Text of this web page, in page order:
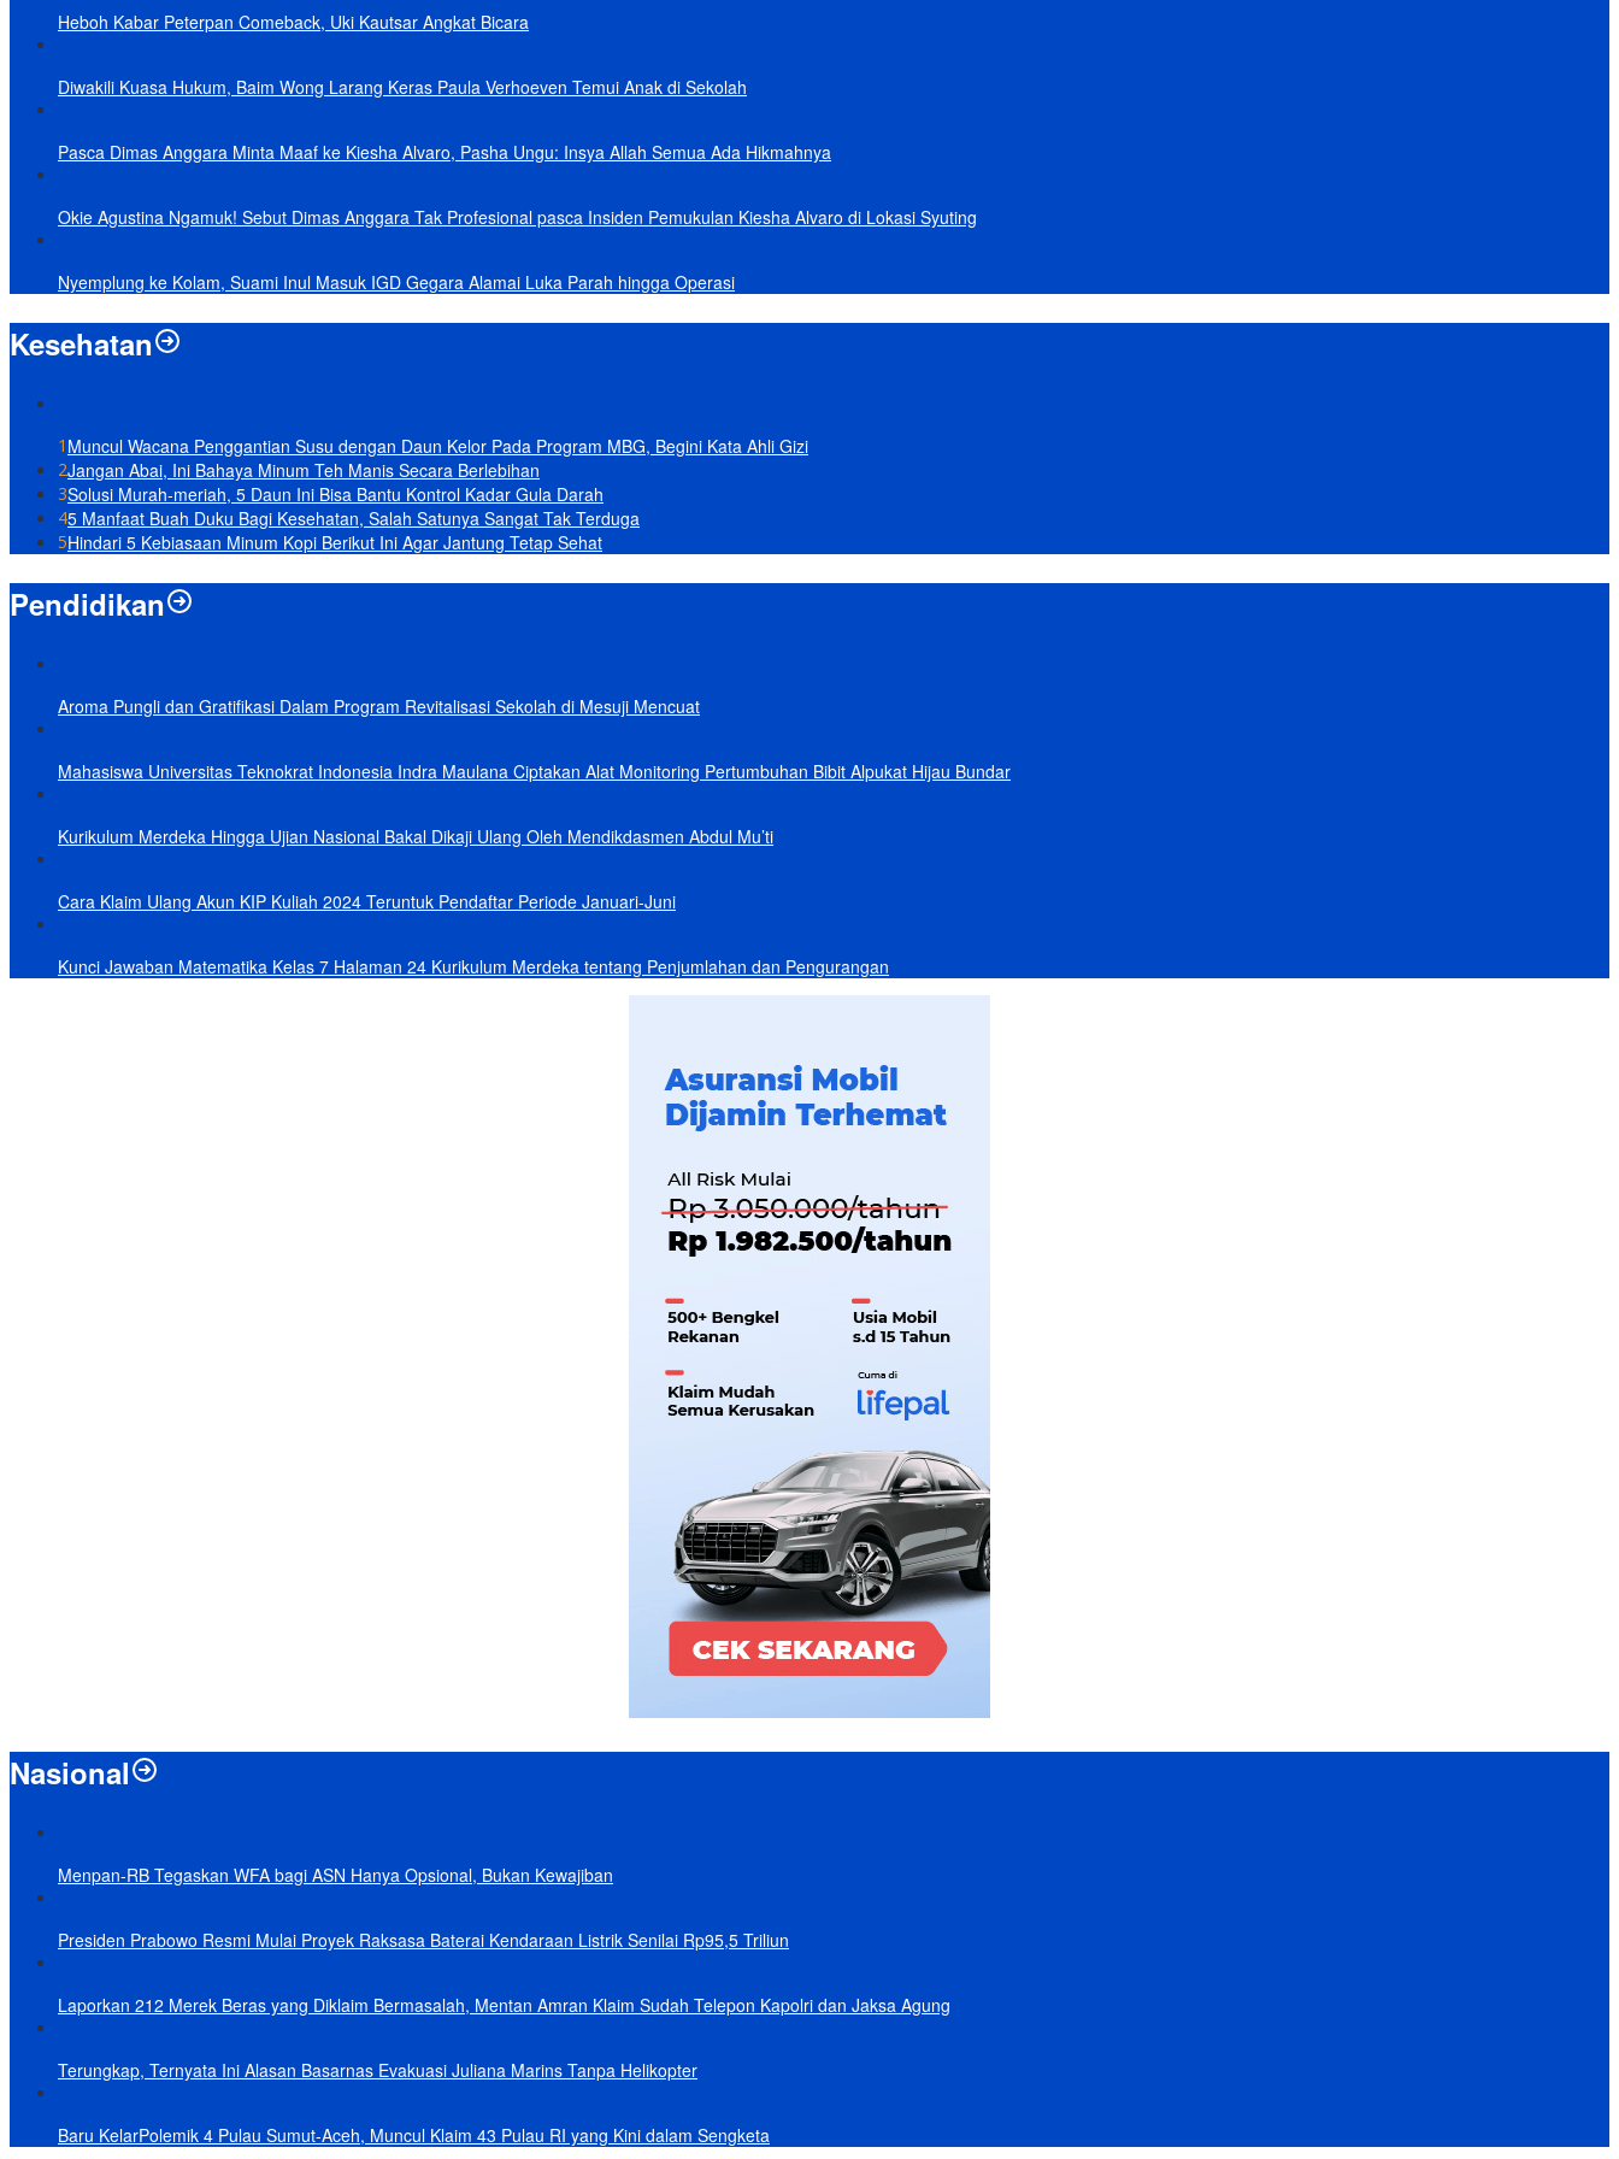
Heboh Kabar Peterpan Comeback, Uki Kautsar Angkat Bicara
Diwakili Kuasa Hukum, Baim Wong Larang Keras Paula Verhoeven Temui Anak di Sekolah
Pasca Dimas Anggara Minta Maaf ke Kiesha Alvaro, Pasha Ungu: Insya Allah Semua Ada Hikmahnya
Okie Agustina Ngamuk! Sebut Dimas Anggara Tak Profesional pasca Insiden Pemukulan Kiesha Alvaro di Lokasi Syuting
Nyemplung ke Kolam, Suami Inul Masuk IGD Gegara Alamai Luka Parah hingga Operasi
Kesehatan
1 Muncul Wacana Penggantian Susu dengan Daun Kelor Pada Program MBG, Begini Kata Ahli Gizi
2Jangan Abai, Ini Bahaya Minum Teh Manis Secara Berlebihan
3Solusi Murah-meriah, 5 Daun Ini Bisa Bantu Kontrol Kadar Gula Darah
45 Manfaat Buah Duku Bagi Kesehatan, Salah Satunya Sangat Tak Terduga
5Hindari 5 Kebiasaan Minum Kopi Berikut Ini Agar Jantung Tetap Sehat
Pendidikan
Aroma Pungli dan Gratifikasi Dalam Program Revitalisasi Sekolah di Mesuji Mencuat
Mahasiswa Universitas Teknokrat Indonesia Indra Maulana Ciptakan Alat Monitoring Pertumbuhan Bibit Alpukat Hijau Bundar
Kurikulum Merdeka Hingga Ujian Nasional Bakal Dikaji Ulang Oleh Mendikdasmen Abdul Mu’ti
Cara Klaim Ulang Akun KIP Kuliah 2024 Teruntuk Pendaftar Periode Januari-Juni
Kunci Jawaban Matematika Kelas 7 Halaman 24 Kurikulum Merdeka tentang Penjumlahan dan Pengurangan
Nasional
Menpan-RB Tegaskan WFA bagi ASN Hanya Opsional, Bukan Kewajiban
Presiden Prabowo Resmi Mulai Proyek Raksasa Baterai Kendaraan Listrik Senilai Rp95,5 Triliun
Laporkan 212 Merek Beras yang Diklaim Bermasalah, Mentan Amran Klaim Sudah Telepon Kapolri dan Jaksa Agung
Terungkap, Ternyata Ini Alasan Basarnas Evakuasi Juliana Marins Tanpa Helikopter
Baru KelarPolemik 4 Pulau Sumut-Aceh, Muncul Klaim 43 Pulau RI yang Kini dalam Sengketa